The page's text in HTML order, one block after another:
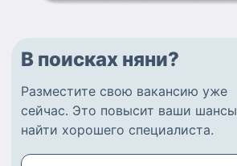
В поисках няни?
Разместите свою вакансию уже
сейчас. Это повысит ваши шансы
найти хорошего специалиста.